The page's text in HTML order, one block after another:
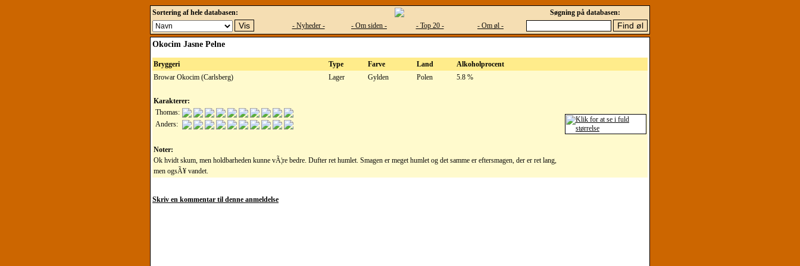
Sortering af hele databasen:
Søgning på databasen:
- Nyheder -
- Om siden - - Top 20 - - Om øl -
Okocim Jasne Pelne
Bryggeri Type Farve Land
Alkoholprocent
Browar Okocim (Carlsberg)
Lager Gylden Polen 5.8 %
Karakterer:
Thomas:
Anders:
Noter:
Ok hvidt skum, men holdbarheden kunne vÃ¦re bedre. Dufter ret humlet. Smagen er meget humlet og det samme er eftersmagen, der er ret lang,
men ogsÃ¥ vandet.
Skriv en kommentar til denne anmeldelse